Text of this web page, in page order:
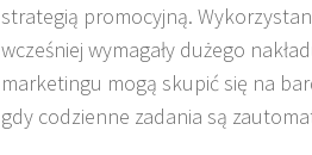
strategią promocyjną.
wcześniej wymagały dużego
marketingu mogą skupić się na
gdy codzienne zadania są